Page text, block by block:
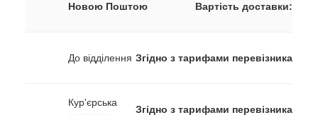
Новою Поштою Вартість доставки:
До відділення Згідно з тарифами перевізника
Кур'єрська
Згідно з тарифами перевізника